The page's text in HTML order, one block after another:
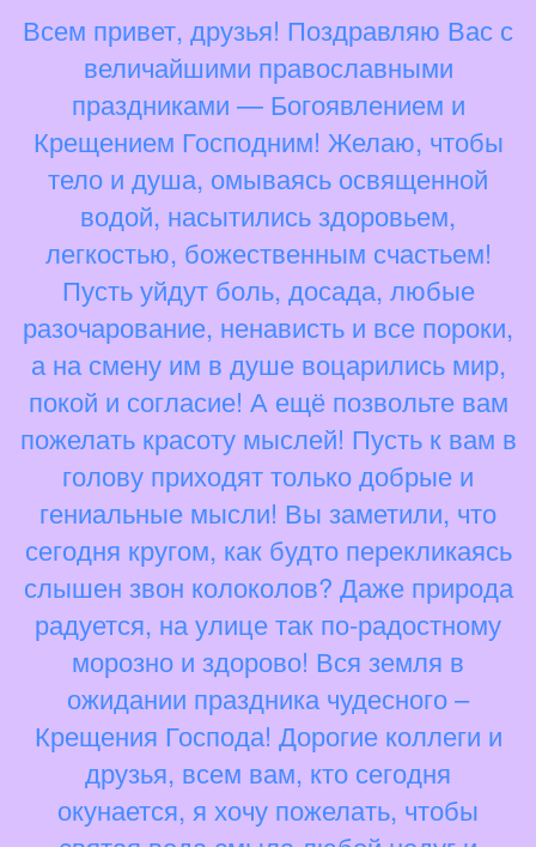
Всем привет, друзья! Поздравляю Вас с
величайшими православными
праздниками — Богоявлением и
Крещением Господним! Желаю, чтобы
тело и душа, омываясь освященной
водой, насытились здоровьем,
легкостью, божественным счастьем!
Пусть уйдут боль, досада, любые
разочарование, ненависть и все пороки,
а на смену им в душе воцарились мир,
покой и согласие! А ещё позвольте вам
пожелать красоту мыслей! Пусть к вам в
голову приходят только добрые и
гениальные мысли! Вы заметили, что
сегодня кругом, как будто перекликаясь
слышен звон колоколов? Даже природа
радуется, на улице так по-радостному
морозно и здорово! Вся земля в
ожидании праздника чудесного –
Крещения Господа! Дорогие коллеги и
друзья, всем вам, кто сегодня
окунается, я хочу пожелать, чтобы